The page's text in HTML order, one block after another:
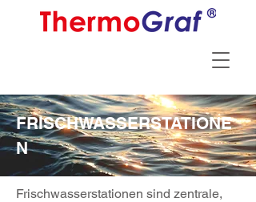
FRISCHWASSERSTATIONE
N
Frischwasserstationen sind zentrale,